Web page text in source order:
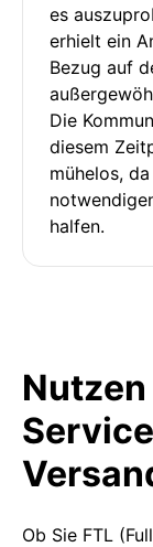
es
erhielt ein
Bezug auf
Die
diesem
mühelos,
halfen.
Nutzen
Ob Sie FTL